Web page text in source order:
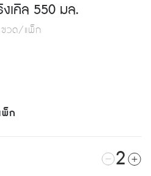
เคิล 550 มล.
วด/แพ็ก
ก
2